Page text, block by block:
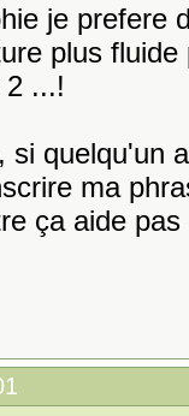
je prefere
plus
2 ...!
si quelqu'un
ma
ça aide